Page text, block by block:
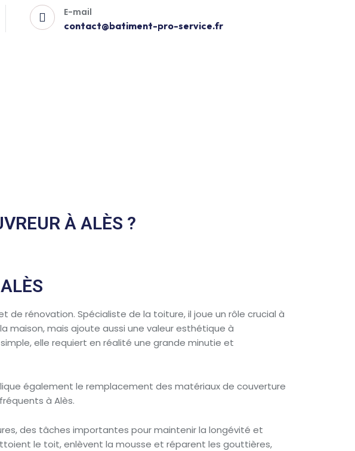
E-mail
contact@batiment-pro-service.fr
À ALÈS ?
de rénovation. Spécialiste de la toiture, il joue un rôle crucial à
maison, mais ajoute aussi une valeur esthétique à
elle requiert en réalité une grande minutie et
également le remplacement des matériaux de couverture
à Alès.
des tâches importantes pour maintenir la longévité et
le toit, enlèvent la mousse et réparent les gouttières,